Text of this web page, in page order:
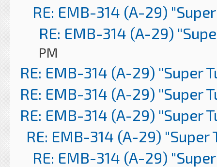
RE: EMB-314 (A-29)
RE: EMB-314 (A-29)
PM
RE: EMB-314 (A-29) "Super
RE: EMB-314 (A-29) "Super
RE: EMB-314 (A-29) "Super
RE: EMB-314 (A-29) "Super
RE: EMB-314 (A-29)